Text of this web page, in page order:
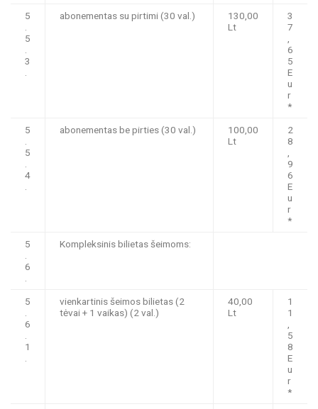
5
.
5
.
3
.
abonementas su pirtimi (30 val.)
130,00
Lt
3
7
,
6
5
E
u
r
*
5
.
5
.
4
.
abonementas be pirties (30 val.)
100,00
Lt
2
8
,
9
6
E
u
r
*
5
.
6
.
Kompleksinis bilietas šeimoms:
5
.
6
.
1
.
vienkartinis šeimos bilietas (2
tėvai + 1 vaikas) (2 val.)
40,00
Lt
1
1
,
5
8
E
u
r
*